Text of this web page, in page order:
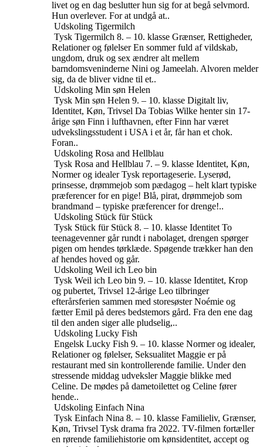
livet og en dag beslutter hun sig for at begå selvmord.
Hun overlever. For at undgå at..
Udskoling Tigermilch
Tysk Tigermilch 8. – 10. klasse Grænser, Rettigheder,
Relationer og følelser En sommer fuld af vildskab,
ungdom, druk og sex ændrer alt mellem
barndomsveninderne Nini og Jameelah. Alvoren melder
sig, da de bliver vidne til et..
Udskoling Min søn Helen
Tysk Min søn Helen 9. – 10. klasse Digitalt liv,
Identitet, Køn, Trivsel Da Tobias Wilke henter sin 17-
årige søn Finn i lufthavnen, efter Finn har været
udvekslingsstudent i USA i et år, får han et chok.
Foran..
Udskoling Rosa and Hellblau
Tysk Rosa and Hellblau 7. – 9. klasse Identitet, Køn,
Normer og idealer Tysk reportageserie. Lyserød,
prinsesse, drømmejob som pædagog – helt klart typiske
præferencer for en pige! Blå, pirat, drømmejob som
brandmand – typiske præferencer for drenge!..
Udskoling Stück für Stück
Tysk Stück für Stück 8. – 10. klasse Identitet To
teenagevenner går rundt i nabolaget, drengen spørger
pigen om hendes tørklæde. Spøgende trækker han den
af ​​hendes hoved og går.
Udskoling Weil ich Leo bin
Tysk Weil ich Leo bin 9. – 10. klasse Identitet, Krop
og pubertet, Trivsel 12-årige Leo tilbringer
efterårsferien sammen med storesøster Noémie og
fætter Emil på deres bedstemors gård. Fra den ene dag
til den anden siger alle pludselig,..
Udskoling Lucky Fish
Engelsk Lucky Fish 9. – 10. klasse Normer og idealer,
Relationer og følelser, Seksualitet Maggie er på
restaurant med sin kontrollerende familie. Under den
stressende middag udveksler Maggie blikke med
Celine. De mødes på dametoilettet og Celine fører
hende..
Udskoling Einfach Nina
Tysk Einfach Nina 8. – 10. klasse Familieliv, Grænser,
Køn, Trivsel Tysk drama fra 2022. TV-filmen fortæller
en rørende familiehistorie om kønsidentitet, accept og